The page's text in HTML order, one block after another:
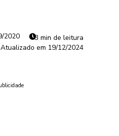
2020
3 min de leitura
19/12/2024